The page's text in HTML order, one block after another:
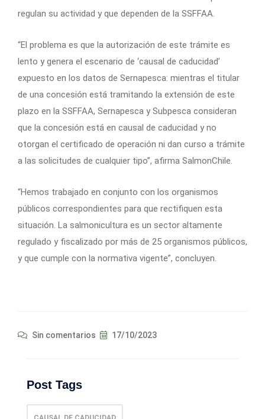
regulan su actividad y que dependen de la SSFFAA.
“El problema es que la autorización de este trámite es
lento y genera el escenario de ‘causal de caducidad’
expuesto en los datos de Sernapesca: mientras el titular
de una concesión está tramitando la extensión de este
plazo en la SSFFAA, Sernapesca y Subpesca consideran
que la concesión está en causal de caducidad y no
otorgan el certificado de operación ni dan curso a trámite
a las solicitudes de cualquier tipo”, afirma SalmonChile.
“Hemos trabajado en conjunto con los organismos
públicos correspondientes para que rectifiquen esta
situación. La salmonicultura es un sector altamente
regulado y fiscalizado por más de 25 organismos públicos,
y que cumple con la normativa vigente”, concluyen.
Sin comentarios 17/10/2023
Post Tags